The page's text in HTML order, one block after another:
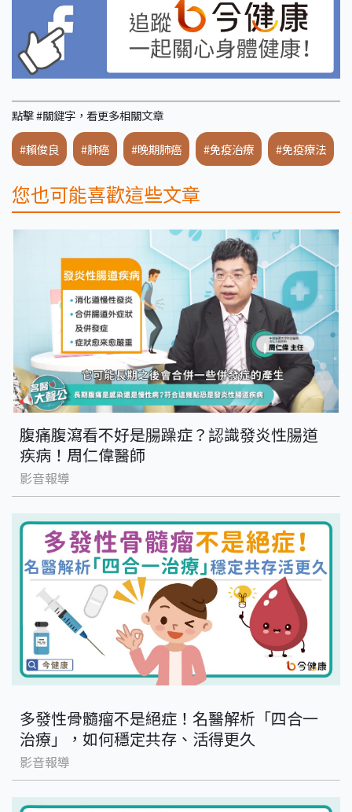
點擊 #關鍵字，看更多相關文章
#賴俊良 #肺癌 #晚期肺癌 #免疫治療 #免疫療法
您也可能喜歡這些文章
腹痛腹瀉看不好是腸躁症？認識發炎性腸道
疾病！周仁偉醫師
影音報導
多發性骨髓瘤不是絕症！名醫解析「四合一
治療」，如何穩定共存、活得更久
影音報導